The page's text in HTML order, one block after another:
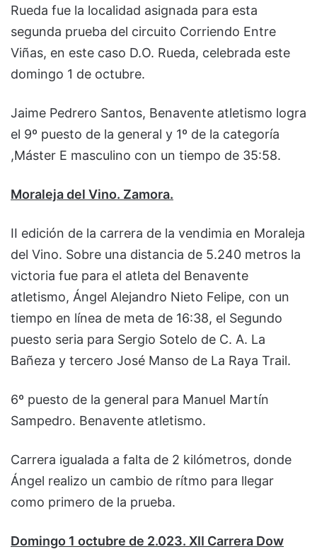
Rueda fue la localidad asignada para esta
segunda prueba del circuito Corriendo Entre
Viñas, en este caso D.O. Rueda, celebrada este
domingo 1 de octubre.
Jaime Pedrero Santos, Benavente atletismo logra
el 9º puesto de la general y 1º de la categoría
,Máster E masculino con un tiempo de 35:58.
Moraleja del Vino. Zamora.
II edición de la carrera de la vendimia en Moraleja
del Vino. Sobre una distancia de 5.240 metros la
victoria fue para el atleta del Benavente
atletismo, Ángel Alejandro Nieto Felipe, con un
tiempo en línea de meta de 16:38, el Segundo
puesto seria para Sergio Sotelo de C. A. La
Bañeza y tercero José Manso de La Raya Trail.
6º puesto de la general para Manuel Martín
Sampedro. Benavente atletismo.
Carrera igualada a falta de 2 kilómetros, donde
Ángel realizo un cambio de rítmo para llegar
como primero de la prueba.
Domingo 1 octubre de 2.023. XII Carrera Dow